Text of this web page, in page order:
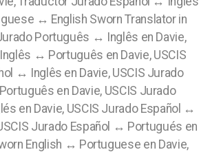
↔ English Sworn Translator in
Português ↔ Inglês en Davie,
↔ Português en Davie, USCIS
↔ Inglês en Davie, USCIS Jurado
en Davie, USCIS Jurado
en Davie, USCIS Jurado Español ↔
Jurado Español ↔ Portugués en
English ↔ Portuguese en Davie,